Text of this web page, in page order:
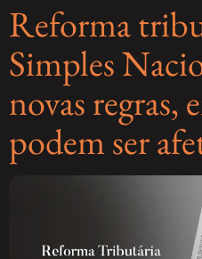
Reforma
Simples
novas regras,
podem ser